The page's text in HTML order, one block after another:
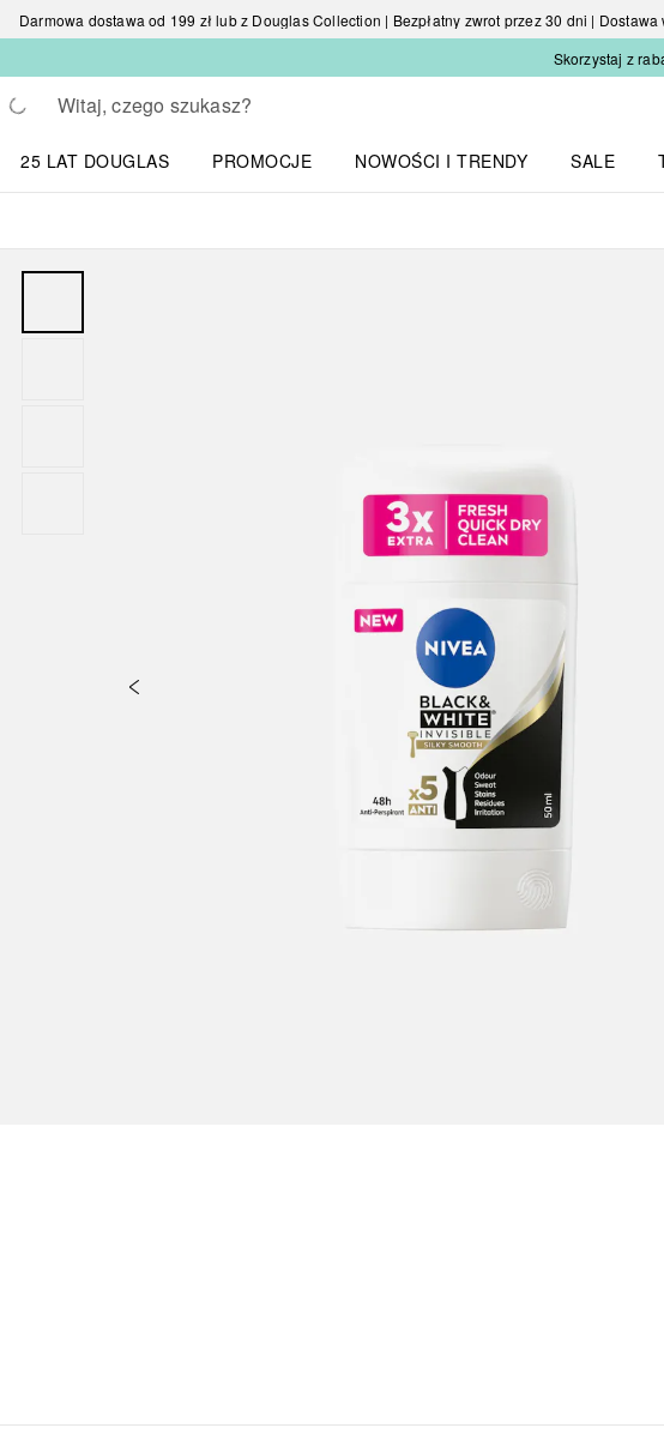
Darmowa dostawa od 199 zł lub z Douglas Collection | Bezpłatny zwrot przez 30 dni |
Skorzystaj z
Wracać
Wykonaj wyszukiwanie
25 LAT DOUGLAS
PROMOCJE
NOWOŚCI I TRENDY
SALE